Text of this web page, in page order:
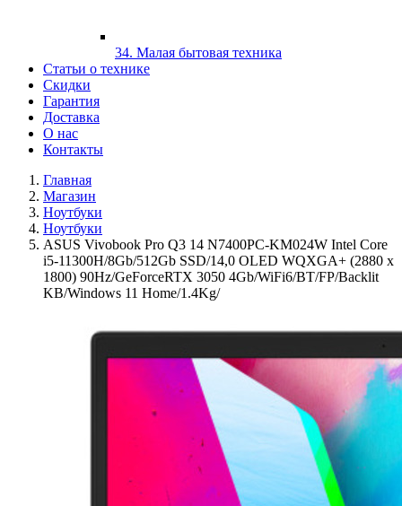
34. Малая бытовая техника
Статьи о технике
Скидки
Гарантия
Доставка
О нас
Контакты
Главная
Магазин
Ноутбуки
Ноутбуки
ASUS Vivobook Pro Q3 14 N7400PC-KM024W Intel Core
i5-11300H/8Gb/512Gb SSD/14,0 OLED WQXGA+ (2880 x
1800) 90Hz/GeForceRTX 3050 4Gb/WiFi6/BT/FP/Backlit
KB/Windows 11 Home/1.4Kg/